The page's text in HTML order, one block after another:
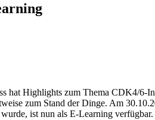
hat Highlights zum Thema CDK4/6-
zum Stand der Dinge. Am
ist nun als E-Learning verfügbar.